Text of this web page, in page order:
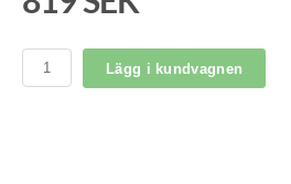
Lägg i kundvagnen